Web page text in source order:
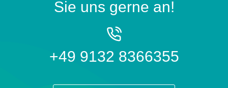
Sie uns gerne an!
+49 9132 8366355